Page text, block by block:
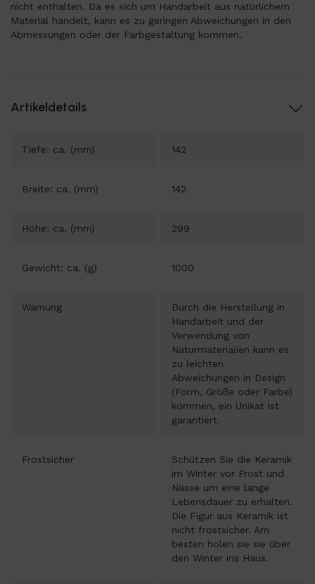
nicht enthalten. Da es sich um Handarbeit aus natürlichem
Material handelt, kann es zu geringen Abweichungen in den
Abmessungen oder der Farbgestaltung kommen.
Artikeldetails
Tiefe: ca. (mm) 142
Breite: ca. (mm) 142
Höhe: ca. (mm) 299
Gewicht: ca. (g) 1000
Warnung
Durch die Herstellung in
Handarbeit und der
Verwendung von
Naturmaterialien kann es
zu leichten
Abweichungen in Design
(Form, Größe oder Farbe)
kommen, ein Unikat ist
garantiert.
Frostsicher
Schützen Sie die Keramik
im Winter vor Frost und
Nässe um eine lange
Lebensdauer zu erhalten.
Die Figur aus Keramik ist
nicht frostsicher. Am
besten holen sie sie über
den Winter ins Haus.